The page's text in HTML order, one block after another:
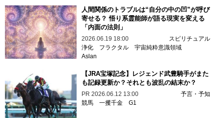
人間関係のトラブルは“自分の中の凹”が呼び
寄せる？ 悟り系霊能師が語る現実を変える
「内面の法則」
2026.06.19 18:00
スピリチュアル
浄化
フラクタル 宇宙純粋意識領域
Aslan
【JRA宝塚記念】レジェンド武豊騎手がまた
も記録更新か？それとも波乱の結末か？
PR 2026.06.12 13:00
予言・予知
競馬 一攫千金 G1